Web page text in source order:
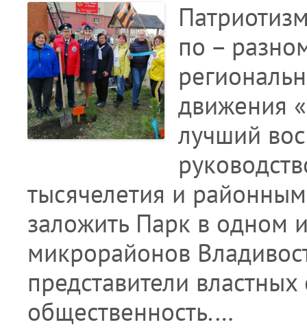
по –
движения
лучший
тысячелетия и
заложить Парк в одном
микрорайонов
представители
общественность.…